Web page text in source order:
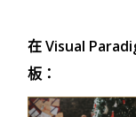
在 Visual
板：